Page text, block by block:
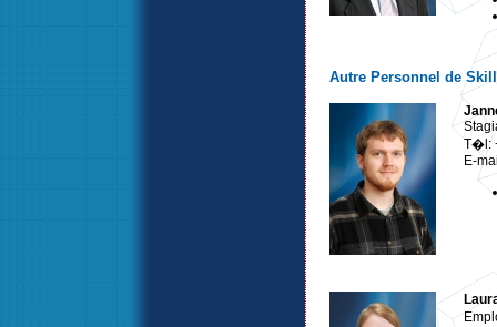
Autre Personnel de
T�l:
E-